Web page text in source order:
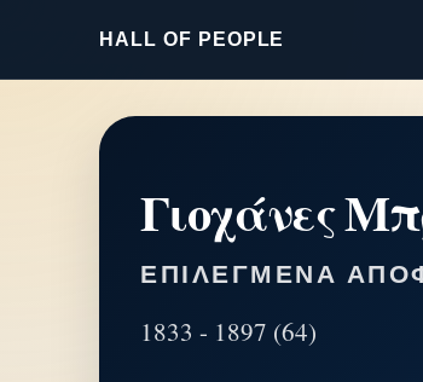
HALL OF PEOPLE
Γιοχάνες
ΕΠΙΛΕΓΜΈΝΑ
1833 - 1897 (64)